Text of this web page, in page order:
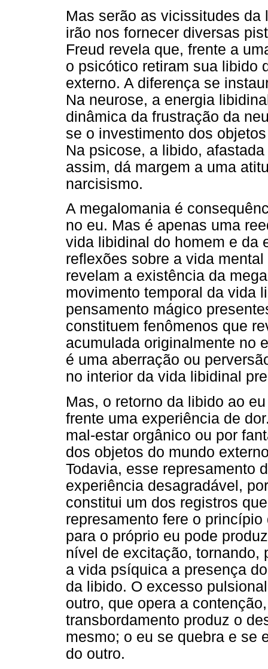
Mas serão as vicissitudes
irão nos fornecer diversas
Freud revela que, frente a
o psicótico retiram sua libido
externo. A diferença se
Na neurose, a energia
dinâmica da frustração da
se o investimento dos
Na psicose, a libido,
assim, dá margem a uma
narcisismo.
A megalomania é
no eu. Mas é apenas uma
vida libidinal do homem e da
reflexões sobre a vida
revelam a existência da
movimento temporal da vida
pensamento mágico
constituem fenômenos que
acumulada originalmente no
é uma aberração ou
no interior da vida libidinal
Mas, o retorno da libido ao
frente uma experiência de
mal-estar orgânico ou por
dos objetos do mundo
Todavia, esse represamento
experiência desagradável,
constitui um dos registros
represamento fere o
para o próprio eu pode
nível de excitação, tornando,
a vida psíquica a presença
da libido. O excesso
outro, que opera a
transbordamento produz o
mesmo; o eu se quebra e se
do outro.